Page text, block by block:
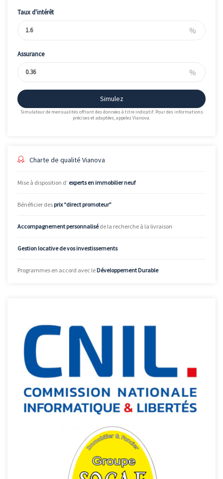
Taux d'intérêt
%
Assurance
%
Simulez
Simulateur de mensualités offrant des données à titre indicatif. Pour des informations
précises et adaptées, appelez Vianova.
Charte de qualité Vianova
Mise à disposition d’ experts en immobilier neuf
Bénéficier des prix “direct promoteur”
Accompagnement personnaliséde la recherche à la livraison
Gestion locative de vos investissements
Programmes en accord avec le Développement Durable